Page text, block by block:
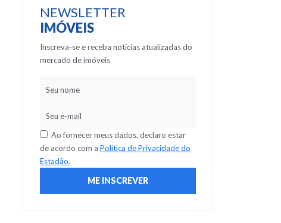
NEWSLETTER
IMÓVEIS
Inscreva-se e receba notícias atualizadas do
mercado de imóveis
Ao fornecer meus dados, declaro estar
de acordo com a Política de Privacidade do
Estadão.